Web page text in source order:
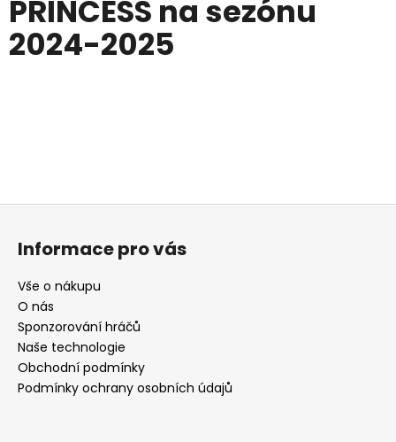
PRINCESS na sezónu
2024-2025
Informace pro vás
Vše o nákupu
O nás
Sponzorování hráčů
Naše technologie
Obchodní podmínky
Podmínky ochrany osobních údajů